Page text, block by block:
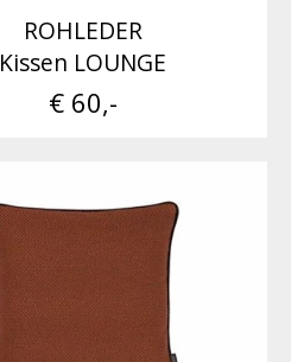
ROHLEDER
Kissen LOUNGE
€ 60,-